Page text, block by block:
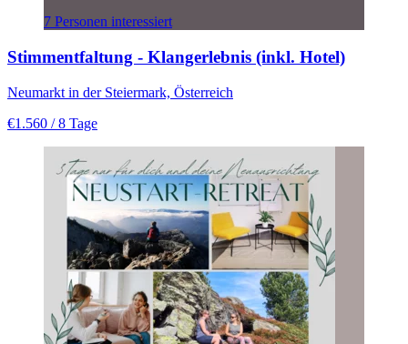
7 Personen interessiert
Stimmentfaltung - Klangerlebnis (inkl. Hotel)
Neumarkt in der Steiermark, Österreich
€1.560 / 8 Tage